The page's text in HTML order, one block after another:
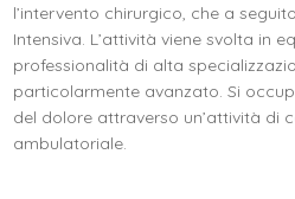
l’intervento chirurgico, che a
Intensiva. L’attività viene svolta in
professionalità di alta
particolarmente avanzato. Si
del dolore attraverso un’attività di
ambulatoriale.